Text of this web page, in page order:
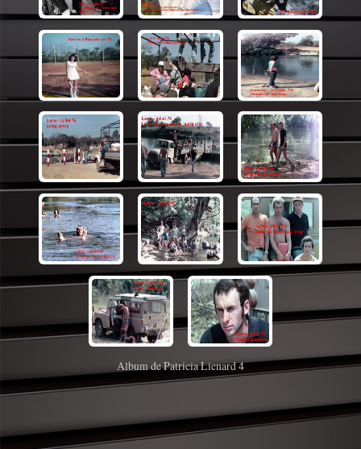
Album de Patricia Lienard 4